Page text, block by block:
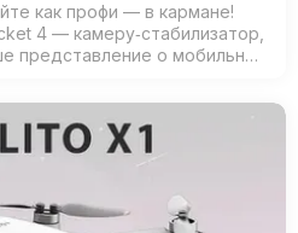
как профи — в кармане!
4 — камеру‑стабилизатор,
представление о мобильной